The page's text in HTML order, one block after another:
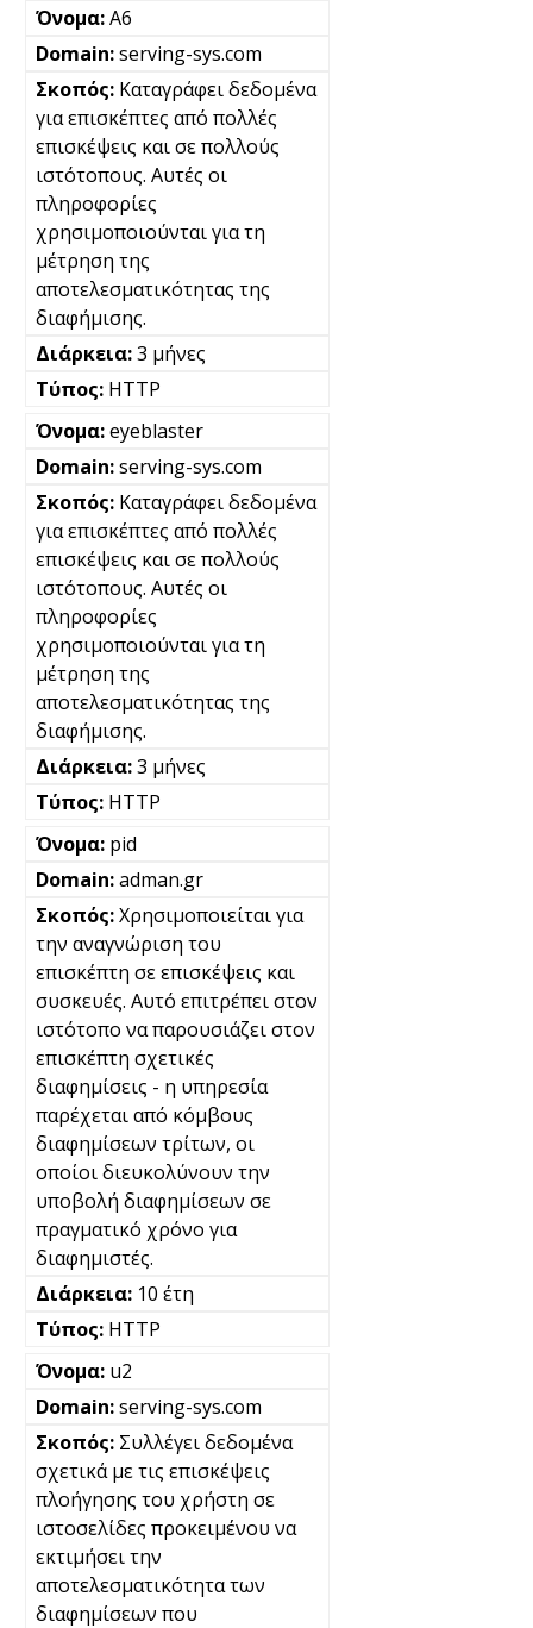
A6
serving-sys.com
Καταγράφει δεδομένα
για επισκέπτες από πολλές
επισκέψεις και σε πολλούς
ιστότοπους. Αυτές οι
πληροφορίες
χρησιμοποιούνται για τη
μέτρηση της
αποτελεσματικότητας της
διαφήμισης.
3 μήνες
HTTP
eyeblaster
serving-sys.com
Καταγράφει δεδομένα
για επισκέπτες από πολλές
επισκέψεις και σε πολλούς
ιστότοπους. Αυτές οι
πληροφορίες
χρησιμοποιούνται για τη
μέτρηση της
αποτελεσματικότητας της
διαφήμισης.
3 μήνες
HTTP
pid
adman.gr
Χρησιμοποιείται για
την αναγνώριση του
επισκέπτη σε επισκέψεις και
συσκευές. Αυτό επιτρέπει στον
ιστότοπο να παρουσιάζει στον
επισκέπτη σχετικές
διαφημίσεις - η υπηρεσία
παρέχεται από κόμβους
διαφημίσεων τρίτων, οι
οποίοι διευκολύνουν την
υποβολή διαφημίσεων σε
πραγματικό χρόνο για
διαφημιστές.
10 έτη
HTTP
u2
serving-sys.com
Συλλέγει δεδομένα
σχετικά με τις επισκέψεις
πλοήγησης του χρήστη σε
ιστοσελίδες προκειμένου να
εκτιμήσει την
αποτελεσματικότητα των
διαφημίσεων που